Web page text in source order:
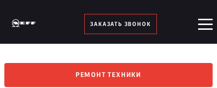
ЗАКАЗАТЬ ЗВОНОК
РЕМОНТ ТЕХНИКИ